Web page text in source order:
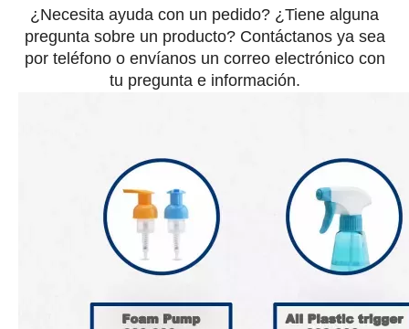
¿Necesita ayuda con un pedido? ¿Tiene alguna
pregunta sobre un producto? Contáctanos ya sea
por teléfono o envíanos un correo electrónico con
tu pregunta e información.